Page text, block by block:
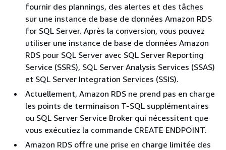
fournir des plannings, des alertes et des tâches
sur une instance de base de données Amazon RDS
for SQL Server. Après la conversion, vous pouvez
utiliser une instance de base de données Amazon
RDS pour SQL Server avec SQL Server Reporting
Service (SSRS), SQL Server Analysis Services (SSAS)
et SQL Server Integration Services (SSIS).
Actuellement, Amazon RDS ne prend pas en charge
les points de terminaison T-SQL supplémentaires
ou SQL Server Service Broker qui nécessitent que
vous exécutiez la commande CREATE ENDPOINT.
Amazon RDS offre une prise en charge limitée des